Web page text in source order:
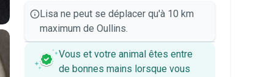
Lisa ne peut se déplacer qu'à 10 km
maximum de Oullins.
Vous et votre animal êtes entre
de bonnes mains lorsque vous